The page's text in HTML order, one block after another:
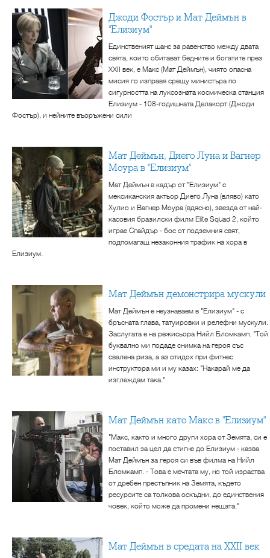
Джоди Фостър и Мат Деймън в
"Елизиум"
Единственият шанс за равенство между двата
свята, които обитават бедните и богатите през
XXII век, е Макс (Мат Деймън), чиято опасна
мисия го изправя срещу министъра по
сигурността на луксозната космическа станция
Елизиум - 108-годишната Делакорт (Джоди
Фостър), и нейните въоръжени сили
Мат Деймън, Диего Луна и Вагнер
Моура в "Елизиум"
Мат Деймън в кадър от "Елизиум" с
мексиканския актьор Диего Луна (вляво) като
Хулио и Вагнер Моура (вдясно), звезда от най-
касовия бразилски филм Elite Squad 2, който
играе Спайдър - бос от подземния свят,
подпомагащ незаконния трафик на хора в
Елизиум.
Мат Деймън демонстрира мускули
Мат Деймън е неузнаваем в "Елизиум" - с
бръсната глава, татуировки и релефни мускули.
Заслугата е на режисьора Нийл Бломкамп. "Той
буквално ми подаде снимка на героя със
свалена риза, а аз отидох при фитнес
инструктора ми и му казах: "Накарай ме да
изглеждам така."
Мат Деймън като Макс в "Елизиум"
"Макс, както и много други хора от Земята, си е
поставил за цел да стигне до Елизиум - казва
Мат Деймън за героя си във филма на Нийл
Бломкамп. - Това е мечтата му, но той израства
от дребен престъпник на Земята, където
ресурсите са толкова оскъдни, до единствения
човек, който може да промени нещата."
Мат Деймън в средата на XXII век